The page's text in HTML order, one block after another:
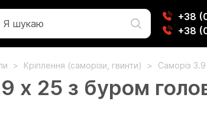
+38
+38
Кріплення (саморізи, гвинти) Саморіз
x 25 з буром